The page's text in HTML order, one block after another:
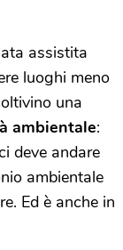
assistita
luoghi meno
una
ambientale:
deve andare
ambientale
Ed è anche in